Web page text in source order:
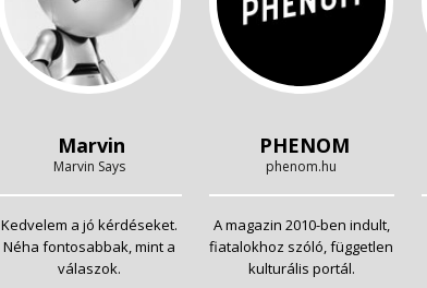
Marvin
Marvin Says
Kedvelem a jó kérdéseket.
Néha fontosabbak, mint a
válaszok.
PHENOM
phenom.hu
A magazin 2010-ben indult,
fiatalokhoz szóló, független
kulturális portál.